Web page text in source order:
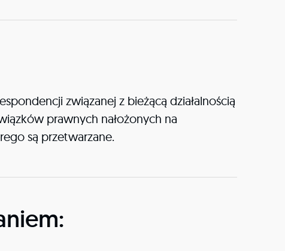
związanej z bieżącą działalnością
prawnych nałożonych na
są przetwarzane.